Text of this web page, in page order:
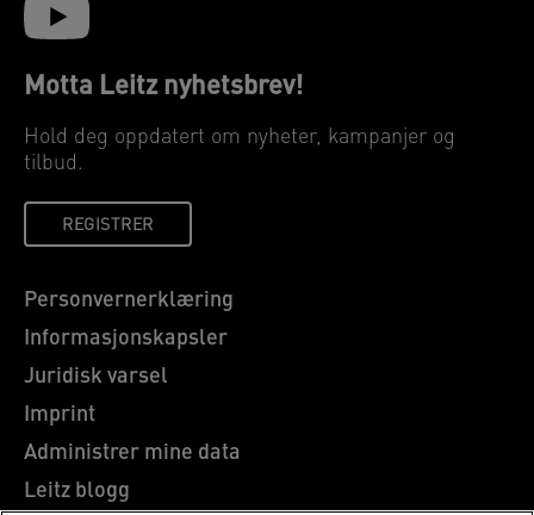
Motta Leitz nyhetsbrev!
Hold deg oppdatert om nyheter, kampanjer og
tilbud.
REGISTRER
Personvernerklæring
Informasjonskapsler
Juridisk varsel
Imprint
Administrer mine data
Leitz blogg